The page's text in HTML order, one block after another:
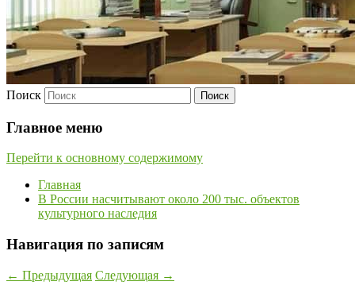
Поиск
Главное меню
Перейти к основному содержимому
Главная
В России насчитывают около 200 тыс. объектов
культурного наследия
Навигация по записям
← Предыдущая Следующая →